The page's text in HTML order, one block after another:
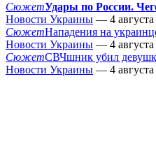
СюжетУдары по России.
Новости Украины — 4 августа
СюжетНападения на
Новости Украины — 4 августа
СюжетСВЧшник убил
Новости Украины — 4 августа